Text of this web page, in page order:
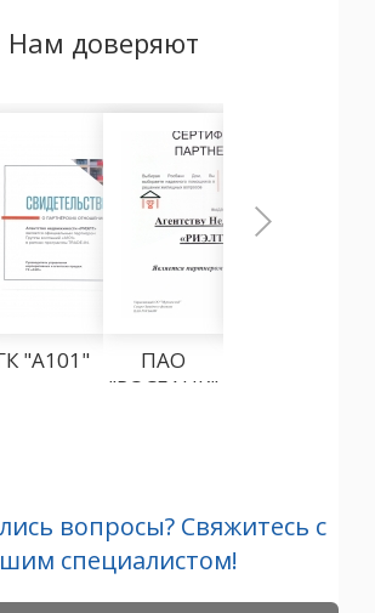
Нам доверяют
"А101"
ПАО
"РОСБАНК"
вопросы? Свяжитесь с
специалистом!